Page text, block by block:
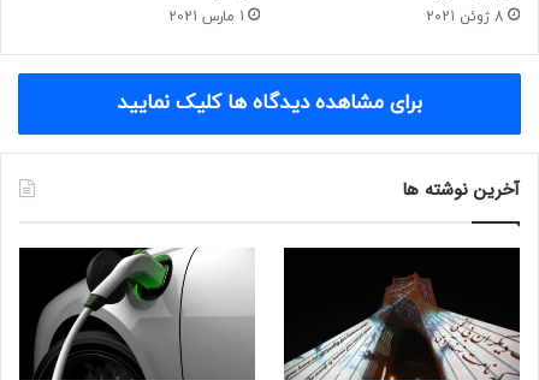
8 ژوئن 2021 1 مارس 2021
برای مشاهده دیدگاه ها کلیک نمایید
آخرین نوشته ها